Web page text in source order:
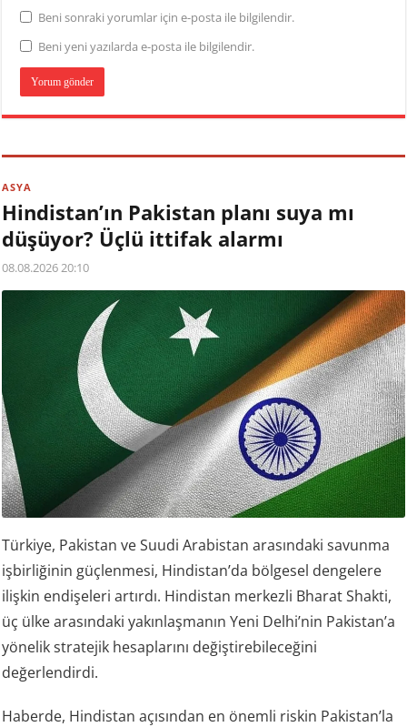
Beni sonraki yorumlar için e-posta ile bilgilendir.
Beni yeni yazılarda e-posta ile bilgilendir.
ASYA
Hindistan’ın Pakistan planı suya mı
düşüyor? Üçlü ittifak alarmı
08.08.2026 20:10
Türkiye, Pakistan ve Suudi Arabistan arasındaki savunma
işbirliğinin güçlenmesi, Hindistan’da bölgesel dengelere
ilişkin endişeleri artırdı. Hindistan merkezli Bharat Shakti,
üç ülke arasındaki yakınlaşmanın Yeni Delhi’nin Pakistan’a
yönelik stratejik hesaplarını değiştirebileceğini
değerlendirdi.
Haberde, Hindistan açısından en önemli riskin Pakistan’la